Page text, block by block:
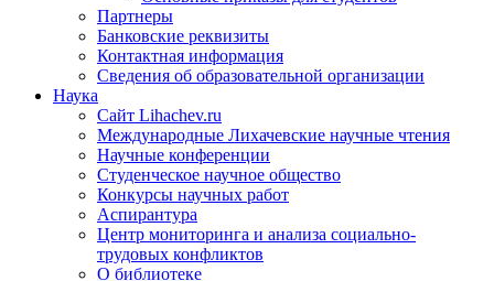
Партнеры
Банковские реквизиты
Контактная информация
Сведения об образовательной организации
Наука
Сайт Lihachev.ru
Международные Лихачевские научные чтения
Научные конференции
Студенческое научное общество
Конкурсы научных работ
Аспирантура
Центр мониторинга и анализа социально-
трудовых конфликтов
О библиотеке